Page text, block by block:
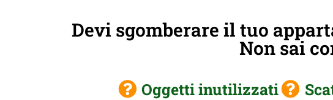
Devi sgomberare il tuo
Non sai
Oggetti inutilizzati